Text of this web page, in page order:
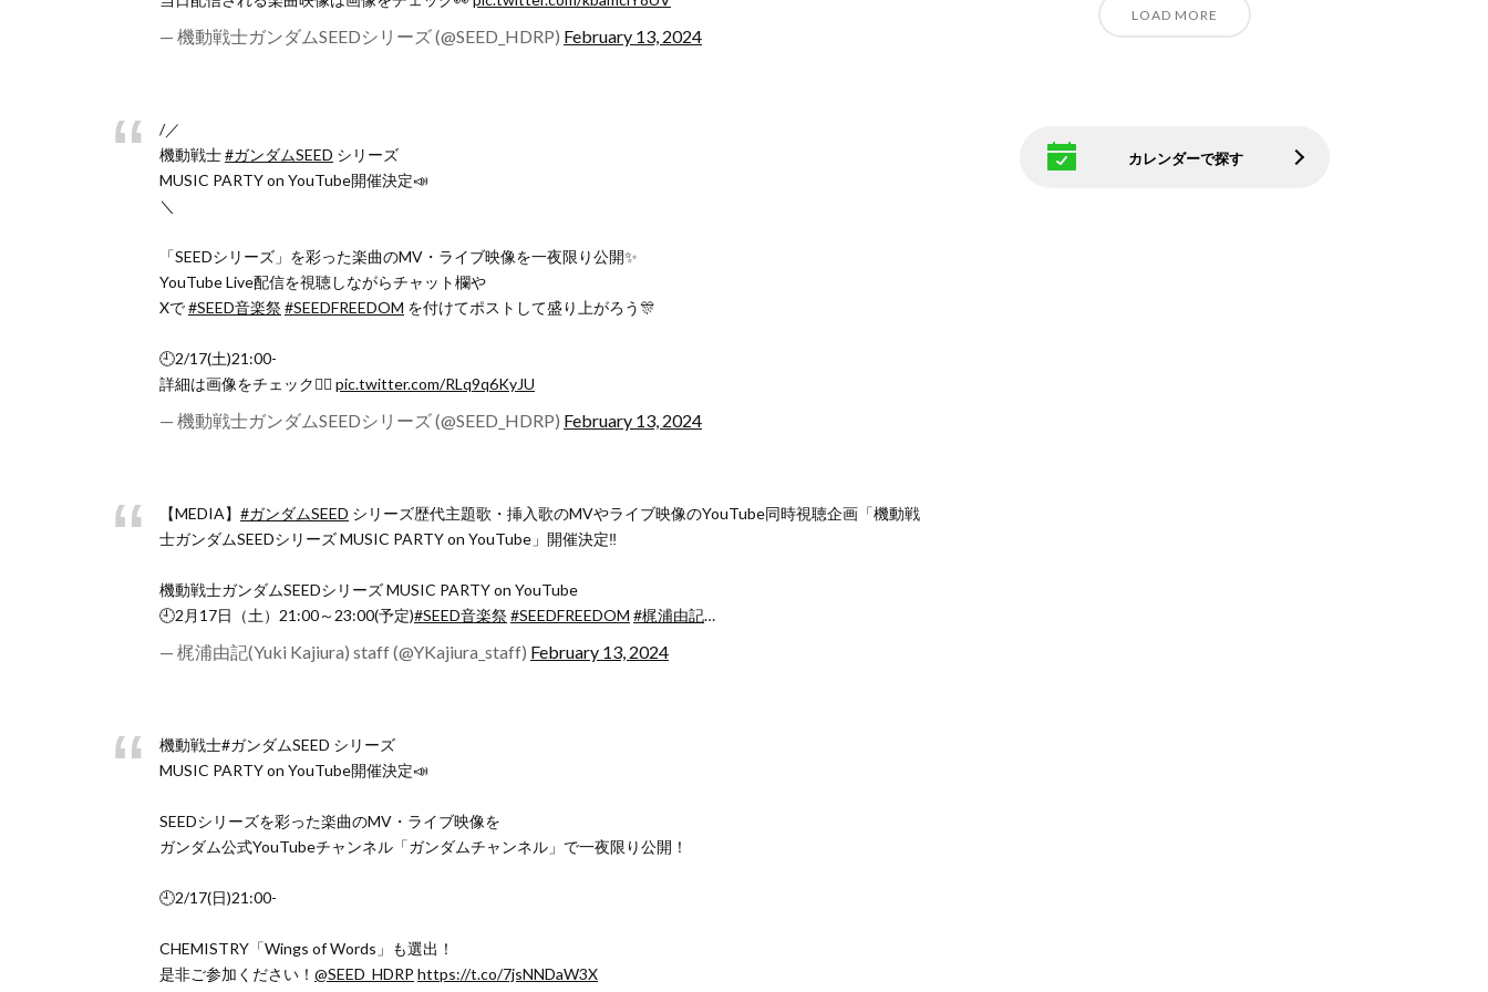
— 機動戦士ガンダムSEEDシリーズ (@SEED_HDRP) February 13, 2024
/／
機動戦士#ガンダムSEED シリーズ
MUSIC PARTY on YouTube開催決定📣
＼
「SEEDシリーズ」を彩った楽曲のMV・ライブ映像を一夜限り公開✨
YouTube Live配信を視聴しながらチャット欄や
Xで#SEED音楽祭#SEEDFREEDOM を付けてポストして盛り上がろう🎊
🕘2/17(土)21:00-
詳細は画像をチェック👇🏻 pic.twitter.com/RLq9q6KyJU
— 機動戦士ガンダムSEEDシリーズ (@SEED_HDRP) February 13, 2024
【MEDIA】 #ガンダムSEED シリーズ歴代主題歌・挿入歌のMVやライブ映像のYouTube同時視聴企画「機動戦
士ガンダムSEEDシリーズ MUSIC PARTY on YouTube」開催決定‼️
機動戦士ガンダムSEEDシリーズ MUSIC PARTY on YouTube
🕘2月17日（土）21:00～23:00(予定)#SEED音楽祭#SEEDFREEDOM #梶浦由記…
— 梶浦由記(Yuki Kajiura) staff (@YKajiura_staff) February 13, 2024
機動戦士#ガンダムSEED シリーズ
MUSIC PARTY on YouTube開催決定📣
SEEDシリーズを彩った楽曲のMV・ライブ映像を
ガンダム公式YouTubeチャンネル「ガンダムチャンネル」で一夜限り公開！
🕘2/17(日)21:00-
CHEMISTRY「Wings of Words」も選出！
是非ご参加ください！ @SEED_HDRP https://t.co/7jsNNDaW3X
LOAD MORE
カレンダーで探す